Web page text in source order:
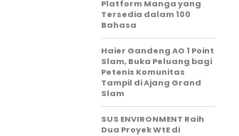
Platform Manga yang
Tersedia dalam 100
Bahasa
Haier Gandeng AO 1 Point
Slam, Buka Peluang bagi
Petenis Komunitas
Tampil di Ajang Grand
Slam
SUS ENVIRONMENT Raih
Dua Proyek WtE di